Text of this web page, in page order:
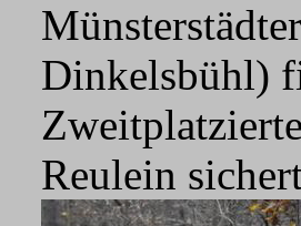
Dinkelsbühl)
Reulein